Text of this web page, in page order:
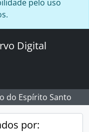
pelo uso
Digital
do Espírito Santo
por: